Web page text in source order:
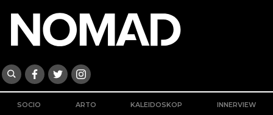
SOCIO ARTO KALEIDOSKOP INNERVIEW